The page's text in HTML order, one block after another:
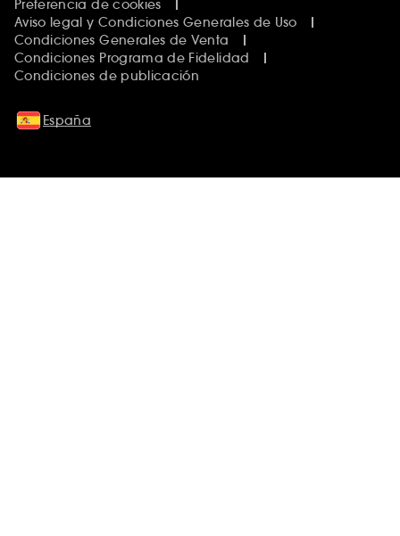
Preferencia de cookies
Aviso legal y Condiciones Generales de Uso
Condiciones Generales de Venta
Condiciones Programa de Fidelidad
Condiciones de publicación
España